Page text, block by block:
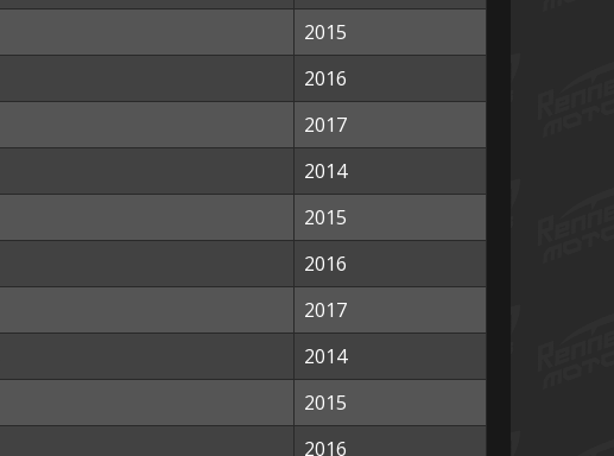
2015
2016
2017
2014
2015
2016
2017
2014
2015
2016